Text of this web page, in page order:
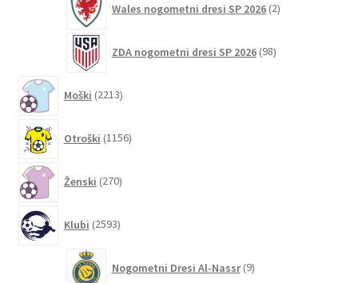
Wales nogometni dresi SP 2026 2izdelka
ZDA nogometni dresi SP 2026 98izdelkov
Moški 2213izdelkov
Otroški 1156izdelkov
Ženski 270izdelkov
Klubi 2593izdelkov
Nogometni Dresi Al-Nassr 9izdelkov